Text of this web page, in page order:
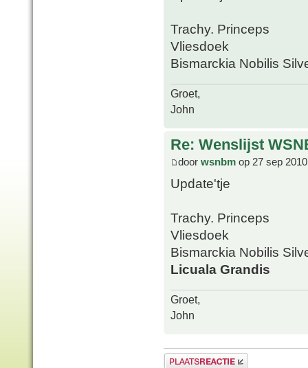
Trachy. Princeps
Vliesdoek
Bismarckia Nobilis
Groet,
John
Re: Wenslijst
door wsnbm op 27 sep
Update'tje
Trachy. Princeps
Vliesdoek
Bismarckia Nobilis
Licuala Grandis
Groet,
John
Plaats een reactie